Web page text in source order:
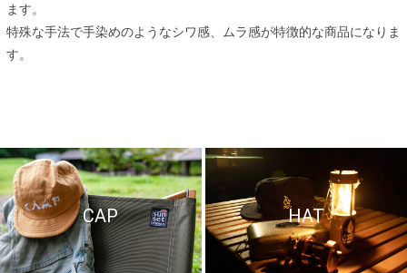
ます。
特殊な手法で手染めのようなシワ感、ムラ感が特徴的な商品になりま
す。
CAP HAT